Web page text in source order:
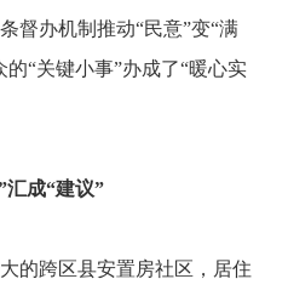
督办机制推动“民意”变“满
“关键小事”办成了“暖心实
汇成“建议”
跨区县安置房社区，居住